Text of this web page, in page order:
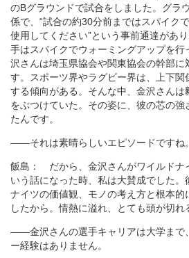
のBグラウンドで試合をしました。グラ
係で、“試合の約30分前まではスパイク
使用してください”という事前通達があ
手はスパイクでウォーミングアップを行
沢さんは埼玉県協会や関東協会の幹部に
す。スポーツ界やラグビー界は、上下関
する傾向がある。そんな中、金沢さんは
をぶつけていた。その姿に、彼の芯の強
たんです。
――それは素晴らしいエピソードですね。
飯島： だから、金沢さんがワイルドナ
いう話になった時、私は大賛成でした。
ナイツの価値観、モノの考え方と根本的
したから。情熱に溢れ、とても頭が切れ
――金沢さんの選手キャリアは大学まで
ー経験はありません。